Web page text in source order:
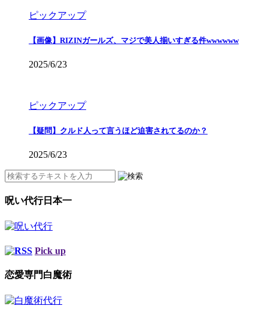
ピックアップ
【画像】RIZINガールズ、マジで美人揃いすぎる件wwwwww
2025/6/23
ピックアップ
【疑問】クルド人って言うほど迫害されてるのか？
2025/6/23
呪い代行日本一
Pick up
恋愛専門白魔術